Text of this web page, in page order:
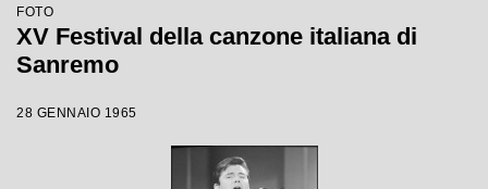
FOTO
XV Festival della canzone italiana di
Sanremo
28 GENNAIO 1965